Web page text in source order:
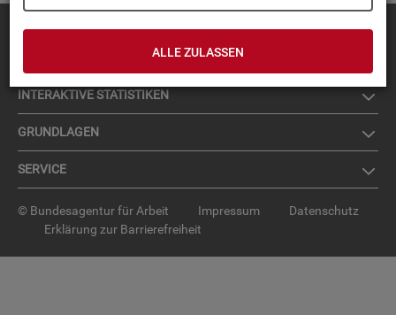
ALLE ZULASSEN
IN­TER­AK­TI­VE STA­TIS­TI­KEN
GRUND­LA­GEN
SER­VICE
© Bundesagentur für Arbeit Impressum
Datenschutz
Erklärung zur Barrierefreiheit